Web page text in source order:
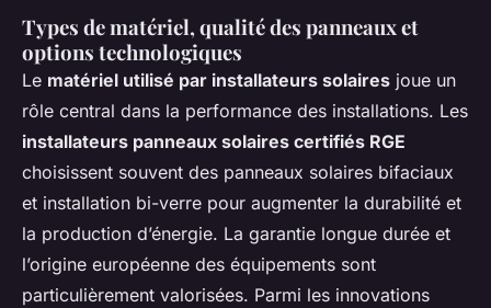
Types de matériel, qualité des panneaux et
options technologiques
Le matériel utilisé par installateurs solaires joue un
rôle central dans la performance des installations. Les
installateurs panneaux solaires certifiés RGE
choisissent souvent des panneaux solaires bifaciaux
et installation bi-verre pour augmenter la durabilité et
la production d’énergie. La garantie longue durée et
l’origine européenne des équipements sont
particulièrement valorisées. Parmi les innovations